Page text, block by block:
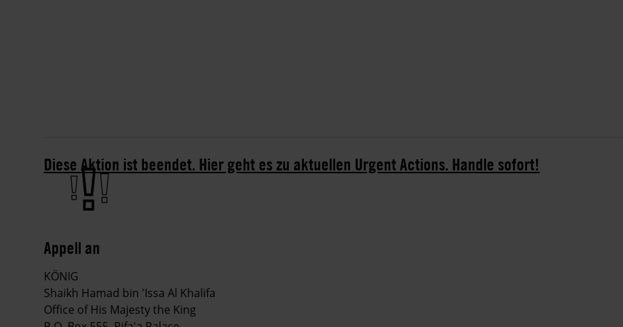
Diese Aktion ist beendet. Hier geht es zu aktuellen Urgent Actions. Handle sofort!
Appell an
KÖNIG
Shaikh Hamad bin 'Issa Al Khalifa
Office of His Majesty the King